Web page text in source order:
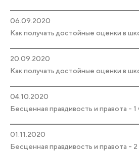
06.09.2020
Как получать достойные оценки в
20.09.2020
Как получать достойные оценки в
04.10.2020
Бесценная правдивость и правота - 1
01.11.2020
Бесценная правдивость и правота - 2